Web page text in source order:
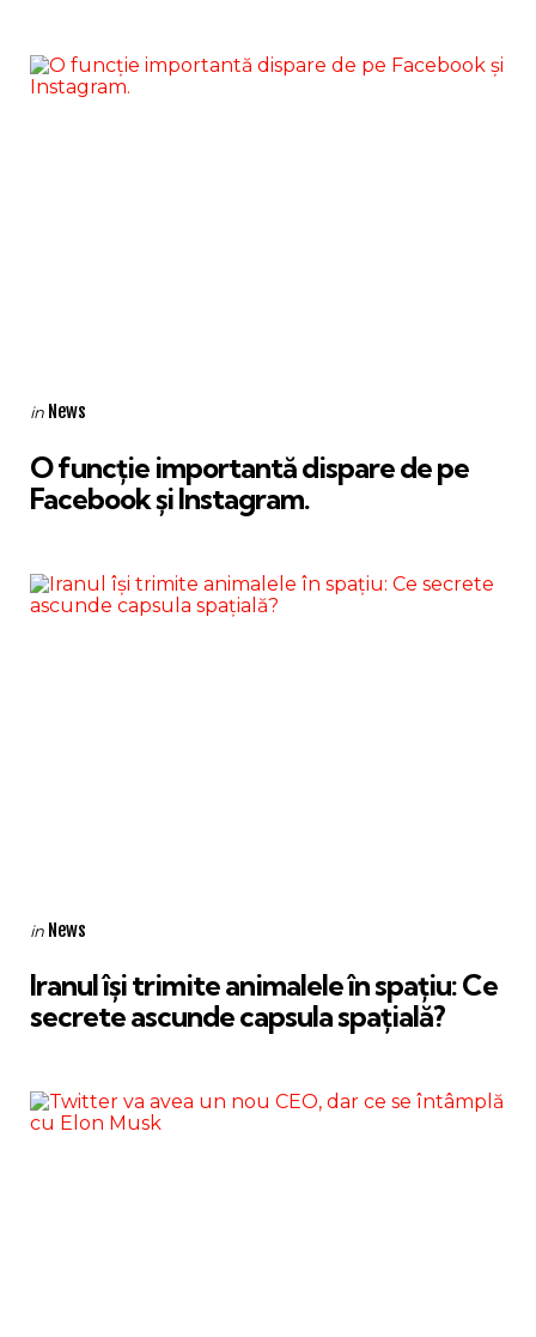
Categories
Posted
in News
O funcție importantă dispare de pe
Facebook și Instagram.
Categories
Posted
in News
Iranul își trimite animalele în spațiu: Ce
secrete ascunde capsula spațială?